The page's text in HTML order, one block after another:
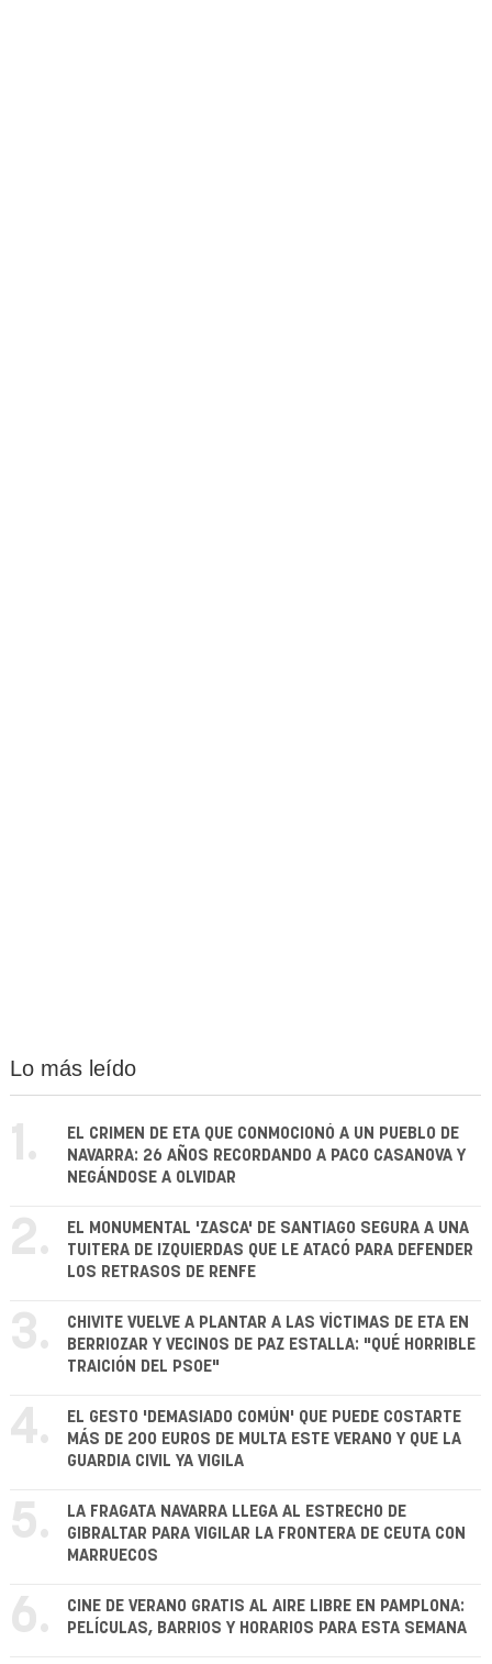
Lo más leído
1.
EL CRIMEN DE ETA QUE CONMOCIONÓ A UN PUEBLO DE
NAVARRA: 26 AÑOS RECORDANDO A PACO CASANOVA Y
NEGÁNDOSE A OLVIDAR
2.
EL MONUMENTAL 'ZASCA' DE SANTIAGO SEGURA A UNA
TUITERA DE IZQUIERDAS QUE LE ATACÓ PARA DEFENDER
LOS RETRASOS DE RENFE
3.
CHIVITE VUELVE A PLANTAR A LAS VÍCTIMAS DE ETA EN
BERRIOZAR Y VECINOS DE PAZ ESTALLA: "QUÉ HORRIBLE
TRAICIÓN DEL PSOE"
4.
EL GESTO 'DEMASIADO COMÚN' QUE PUEDE COSTARTE
MÁS DE 200 EUROS DE MULTA ESTE VERANO Y QUE LA
GUARDIA CIVIL YA VIGILA
5.
LA FRAGATA NAVARRA LLEGA AL ESTRECHO DE
GIBRALTAR PARA VIGILAR LA FRONTERA DE CEUTA CON
MARRUECOS
6.
CINE DE VERANO GRATIS AL AIRE LIBRE EN PAMPLONA:
PELÍCULAS, BARRIOS Y HORARIOS PARA ESTA SEMANA